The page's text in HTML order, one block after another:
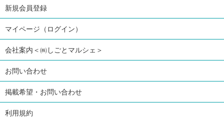
新規会員登録
マイページ（ログイン）
会社案内＜㈱しごとマルシェ＞
お問い合わせ
掲載希望・お問い合わせ
利用規約